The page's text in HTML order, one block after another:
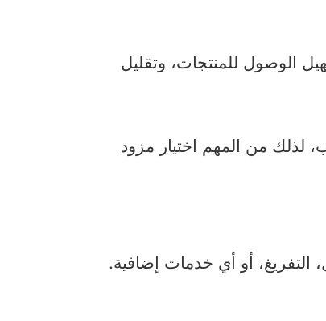
الوصول للمنتجات، وتقليل
من المهم اختيار مزود
التفريغ، أو أي خدمات إضافية.